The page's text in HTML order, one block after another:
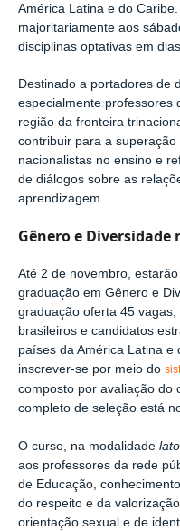
América Latina e do
majoritariamente aos
disciplinas optativas em
Destinado a portadores de
especialmente professores
região da fronteira
contribuir para a
nacionalistas no ensino e
de diálogos sobre as
aprendizagem.
Gênero e Diversidade
Até 2 de novembro,
graduação em Gênero e
graduação oferta 45
brasileiros e candidatos
países da América Latina e
inscrever-se por meio do
composto por avaliação do
completo de seleção está
O curso, na modalidade
aos professores da rede
de Educação,
do respeito e da
orientação sexual e de